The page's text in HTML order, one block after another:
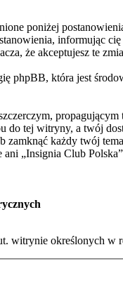
poniżej
informując
że akceptujesz te
phpBB, która jest
do tej witryny, a twój
każdy twój
„Insignia Club
witrynie określonych w